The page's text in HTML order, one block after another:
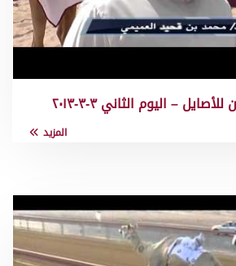
– اليوم الثاني ٣-٣-٢٠١٣
المزيد